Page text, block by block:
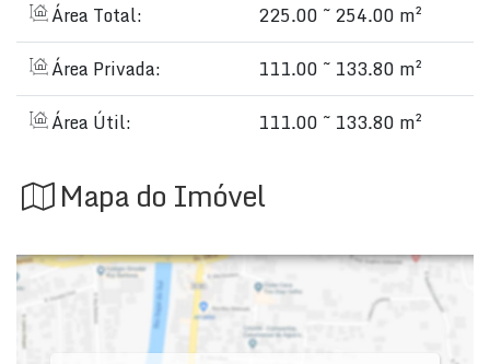
Área Total:
225.00 ~ 254.00 m²
Área Privada:
111.00 ~ 133.80 m²
Área Útil:
111.00 ~ 133.80 m²
Mapa do Imóvel